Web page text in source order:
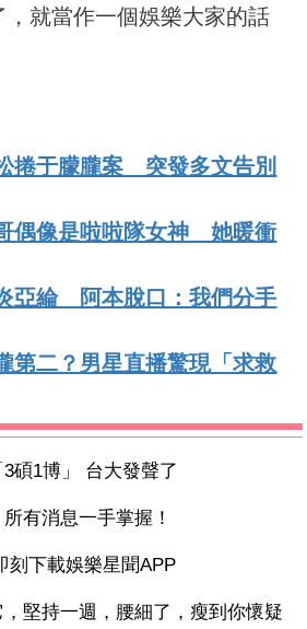
，就當作一個娛樂大家的話
捲于朦朧案 突發多文告別
偶像是啦啦隊女神 她暖衝
亞綸 阿本脫口：我們分手
第二？男星直播驚現「求救
碩1博」 台大發聲了
有消息一手掌握！
刻下載娛樂星聞APP
堅持一週，腰細了，瘦到你懷疑